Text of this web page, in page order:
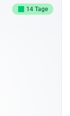
14 Tage